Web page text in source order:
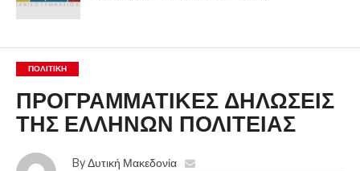
ΠΟΛΙΤΙΚΉ
ΠΡΟΓΡΑΜΜΑΤΙΚΕΣ ΔΗΛΩΣΕΙΣ
ΤΗΣ ΕΛΛΗΝΩΝ ΠΟΛΙΤΕΙΑΣ
By Δυτική Μακεδονία